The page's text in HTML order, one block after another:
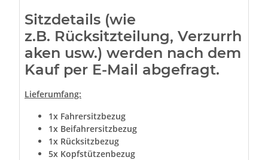
Sitzdetails (wie
z.B. Rücksitzteilung, Verzurrh
aken usw.) werden nach dem
Kauf per E-Mail abgefragt.
Lieferumfang:
1x Fahrersitzbezug
1x Beifahrersitzbezug
1x Rücksitzbezug
5x Kopfstützenbezug